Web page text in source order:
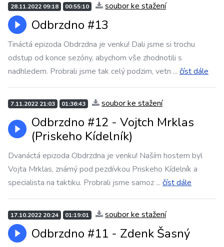
28.11.2022 09:18 00:55:10 soubor ke stažení
Odbrzdno #13
Tináctá epizoda Obdrzdna je venku! Dali jsme si trochu
odstup od konce sezóny, abychom vše zhodnotili s
nadhledem. Probrali jsme tak celý podzim, vetn ... číst dále
7.11.2022 21:03 01:36:43 soubor ke stažení
Odbrzdno #12 - Vojtch Mrklas
(Priskeho Kídelník)
Dvanáctá epizoda Obdrzdna je venku! Naším hostem byl
Vojta Mrklas, známý pod pezdívkou Priskeho Kídelník a
specialista na taktiku. Probrali jsme samoz ... číst dále
17.10.2022 20:24 01:19:01 soubor ke stažení
Odbrzdno #11 - Zdenk Šasný